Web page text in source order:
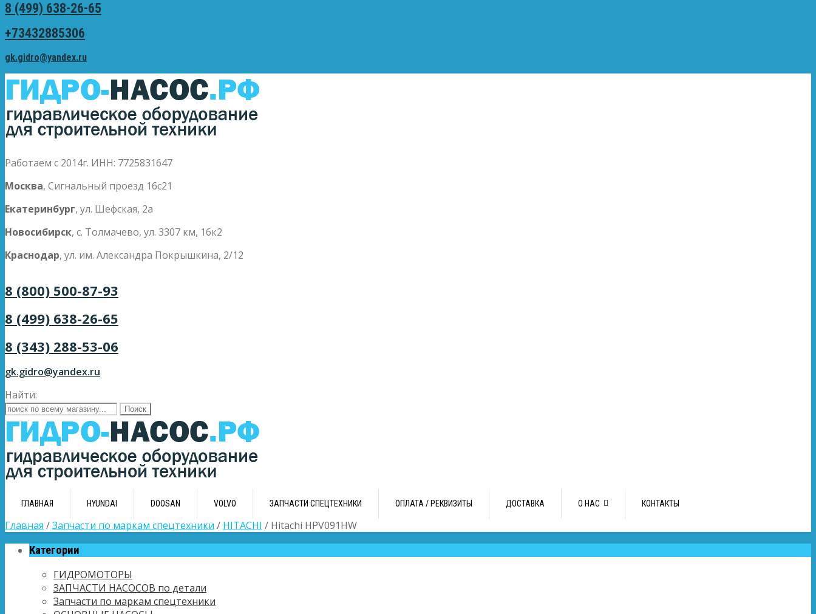
8 (499) 638-26-65
+73432885306
gk.gidro@yandex.ru
Работаем с 2014г. ИНН: 7725831647
Москва, Сигнальный проезд 16с21
Екатеринбург, ул. Шефская, 2а
Новосибирск, с. Толмачево, ул. 3307 км, 16к2
Краснодар, ул. им. Александра Покрышкина, 2/12
8 (800) 500-87-93
8 (499) 638-26-65
8 (343) 288-53-06
gk.gidro@yandex.ru
Найти:
ГЛАВНАЯ HYUNDAI DOOSAN VOLVO ЗАПЧАСТИ СПЕЦТЕХНИКИ ОПЛАТА / РЕКВИЗИТЫ ДОСТАВКА О НАС КОНТАКТЫ
Главная /Запчасти по маркам спецтехники / HITACHI / Hitachi HPV091HW
Категории
ГИДРОМОТОРЫ
ЗАПЧАСТИ НАСОСОВ по детали
Запчасти по маркам спецтехники